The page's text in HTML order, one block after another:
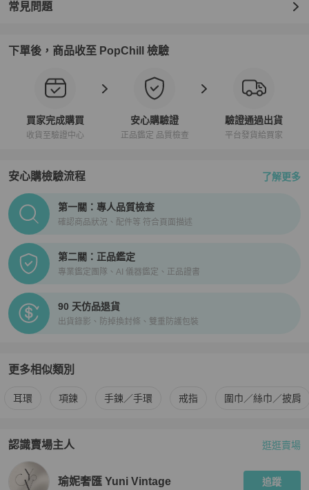
常見問題
下單後，商品收至 PopChill 檢驗
買家完成購買
收貨至驗證中心
安心購驗證
正品鑑定 品質檢查
驗證通過出貨
平台發貨給買家
安心購檢驗流程 了解更多
PopChill拍拍圈正品驗證、安心購檢驗流程介紹
第一關：專人品質檢查
確認商品狀況、配件等 符合頁面描述
第二關：正品鑑定
專業鑑定團隊、AI 儀器鑑定、正品證書
90 天仿品退貨
出貨錄影、防掉換封條、雙重防護包裝
更多相似類別
更多Chanel 女士配件 相似商品推薦
耳環 項鍊 手鍊／手環 戒指 圍巾／絲巾／披肩
認識賣場主人
PopChill 拍拍圈嚴選賣家
逛逛賣場
瑜妮奢匯 Yuni Vintage 追蹤